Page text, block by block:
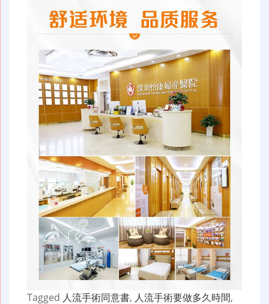
Tagged 人流手術同意書, 人流手術要做多久時間,